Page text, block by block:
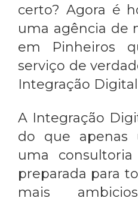
certo? Agora é
uma agência de
em Pinheiros
serviço de
Integração
A Integração
do que apenas
uma
preparada para
mais